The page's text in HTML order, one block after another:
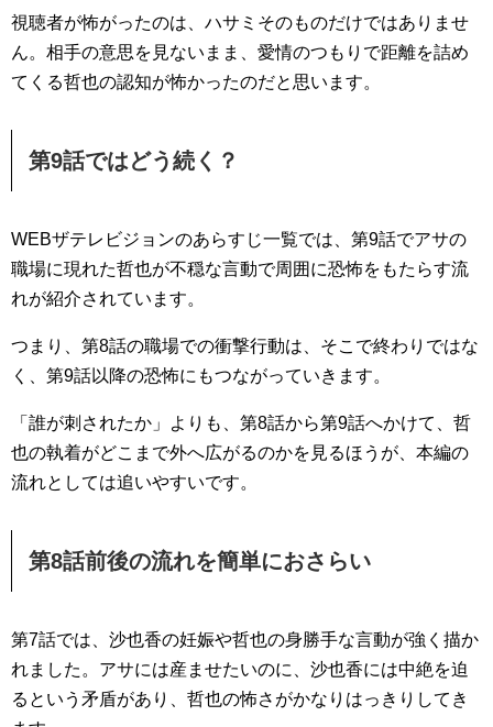
視聴者が怖がったのは、ハサミそのものだけではありませ
ん。相手の意思を見ないまま、愛情のつもりで距離を詰め
てくる哲也の認知が怖かったのだと思います。
第9話ではどう続く？
WEBザテレビジョンのあらすじ一覧では、第9話でアサの
職場に現れた哲也が不穏な言動で周囲に恐怖をもたらす流
れが紹介されています。
つまり、第8話の職場での衝撃行動は、そこで終わりではな
く、第9話以降の恐怖にもつながっていきます。
「誰が刺されたか」よりも、第8話から第9話へかけて、哲
也の執着がどこまで外へ広がるのかを見るほうが、本編の
流れとしては追いやすいです。
第8話前後の流れを簡単におさらい
第7話では、沙也香の妊娠や哲也の身勝手な言動が強く描か
れました。アサには産ませたいのに、沙也香には中絶を迫
るという矛盾があり、哲也の怖さがかなりはっきりしてき